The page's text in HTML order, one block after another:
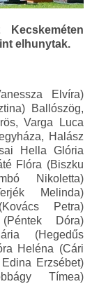
elhunytak.
Elvíra)
Ballószög,
Varga Luca
Halász
Hella Glória
Flóra (Biszku
Nikoletta)
Melinda)
Petra)
Dóra)
(Hegedűs
Heléna (Cári
Erzsébet)
Tímea)